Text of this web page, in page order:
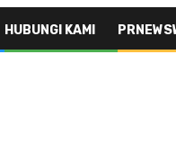
HUBUNGI KAMI